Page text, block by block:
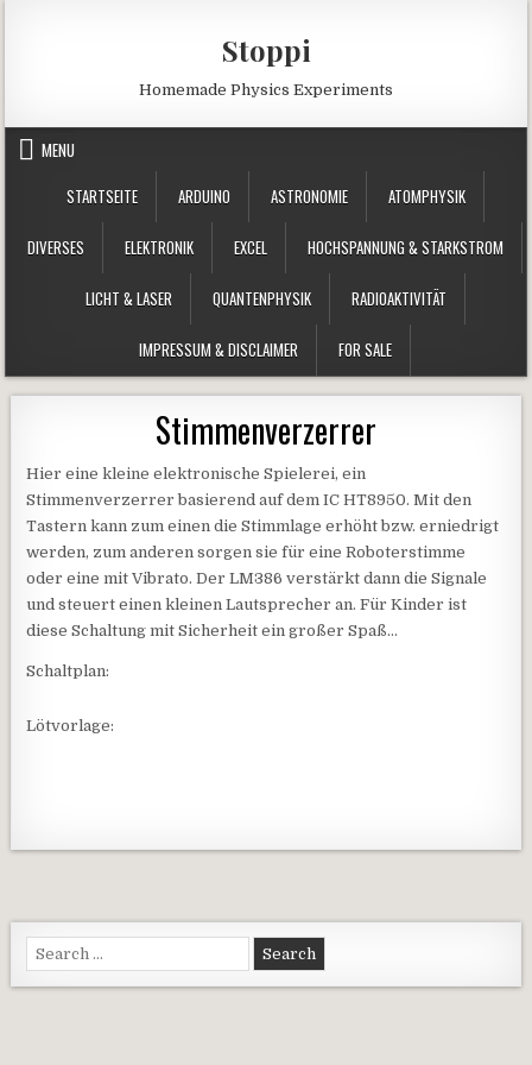
Stoppi
Homemade Physics Experiments
MENU
STARTSEITE
ARDUINO ASTRONOMIE ATOMPHYSIK
DIVERSES ELEKTRONIK EXCEL HOCHSPANNUNG & STARKSTROM
LICHT & LASER QUANTENPHYSIK RADIOAKTIVITÄT
IMPRESSUM & DISCLAIMER FOR SALE
Stimmenverzerrer
Hier eine kleine elektronische Spielerei, ein
Stimmenverzerrer basierend auf dem IC HT8950. Mit den
Tastern kann zum einen die Stimmlage erhöht bzw. erniedrigt
werden, zum anderen sorgen sie für eine Roboterstimme
oder eine mit Vibrato. Der LM386 verstärkt dann die Signale
und steuert einen kleinen Lautsprecher an. Für Kinder ist
diese Schaltung mit Sicherheit ein großer Spaß…
Schaltplan:
Lötvorlage:
Search for: